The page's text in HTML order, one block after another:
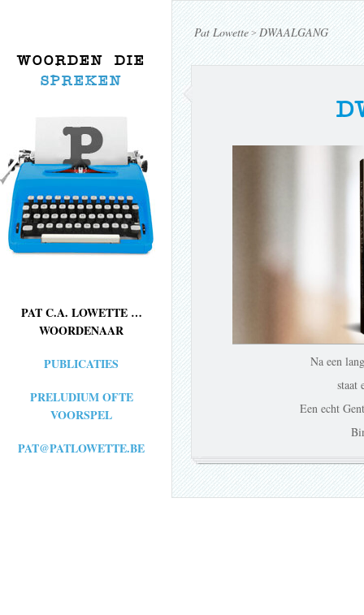
WOORDEN DIE
SPREKEN
PAT C.A. LOWETTE …
WOORDENAAR
PUBLICATIES
PRELUDIUM OFTE
VOORSPEL
PAT@PATLOWETTE.BE
Pat Lowette> DWAALGANG
Na een
staat
Een echt